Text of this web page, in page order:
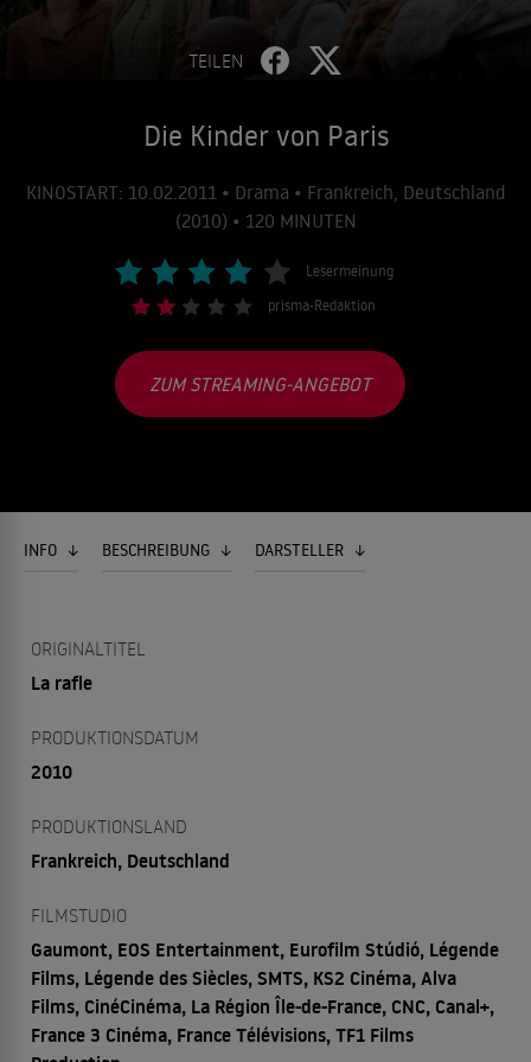
TEILEN
Die Kinder von Paris
KINOSTART: 10.02.2011 • Drama • Frankreich, Deutschland
(2010) • 120 MINUTEN
Lesermeinung
prisma-Redaktion
ZUM STREAMING-ANGEBOT
INFO BESCHREIBUNG DARSTELLER
ORIGINALTITEL
La rafle
PRODUKTIONSDATUM
2010
PRODUKTIONSLAND
Frankreich, Deutschland
FILMSTUDIO
Gaumont, EOS Entertainment, Eurofilm Stúdió, Légende
Films, Légende des Siècles, SMTS, KS2 Cinéma, Alva
Films, CinéCinéma, La Région Île-de-France, CNC, Canal+,
France 3 Cinéma, France Télévisions, TF1 Films